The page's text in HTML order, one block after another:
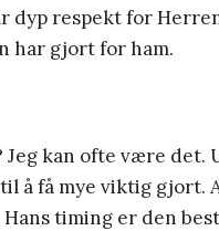
dyp respekt for
har gjort for ham.
kan ofte være det.
å få mye viktig gjort.
timing er den